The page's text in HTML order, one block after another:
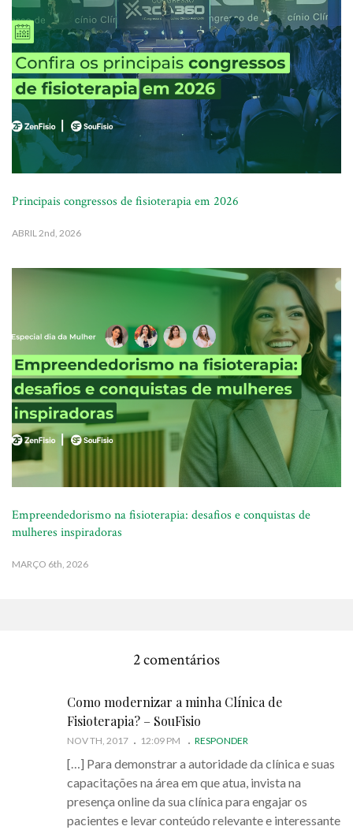
Principais congressos de fisioterapia em 2026
ABRIL 2nd, 2026
Empreendedorismo na fisioterapia: desafios e conquistas de
mulheres inspiradoras
MARÇO 6th, 2026
2 comentários
Como modernizar a minha Clínica de
Fisioterapia? – SouFisio
NOV TH, 2017 12:09 PM RESPONDER
[…] Para demonstrar a autoridade da clínica e suas
capacitações na área em que atua, invista na
presença online da sua clínica para engajar os
pacientes e levar conteúdo relevante e interessante